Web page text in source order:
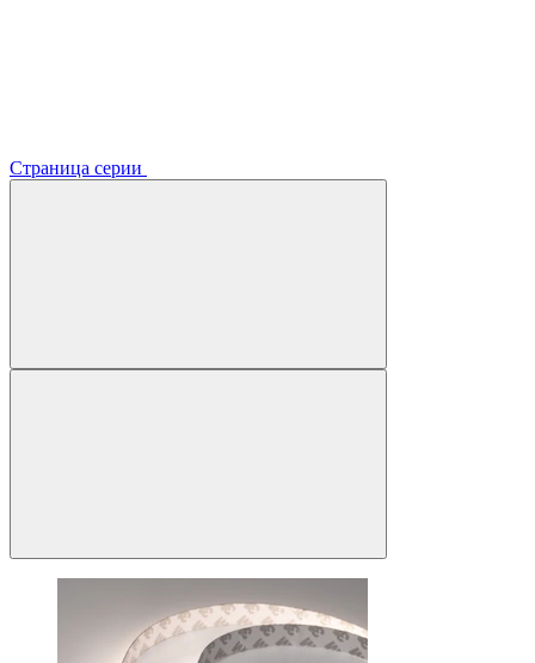
Страница серии